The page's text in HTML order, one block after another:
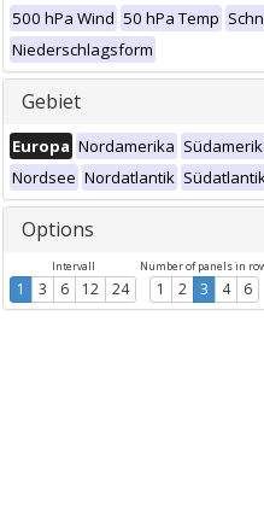
500 hPa Wind 50 hPa Temp
Niederschlagsform
Gebiet
Europa Nordamerika
Nordsee Nordatlantik
Options
Intervall
1 3 6 12 24
Number of panels in
1 2 3 4 6